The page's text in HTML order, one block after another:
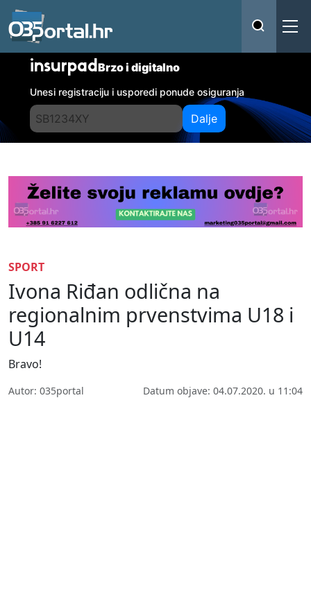
insurpadBrzo i digitalno
Unesi registraciju i usporedi ponude osiguranja
Dalje
SPORT
Ivona Riđan odlična na
regionalnim prvenstvima U18 i
U14
Bravo!
Autor: 035portal Datum objave: 04.07.2020. u 11:04